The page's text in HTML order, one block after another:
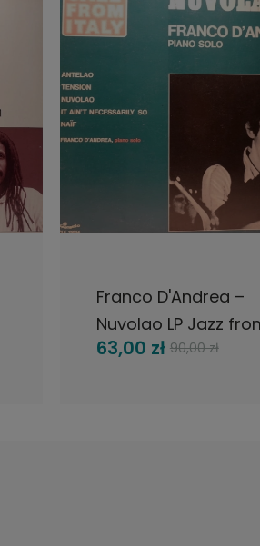
Franco D'Andrea –
Nuvolao LP Jazz from
italy 1978
63,00 zł 90,00 zł
DO KOSZYKA